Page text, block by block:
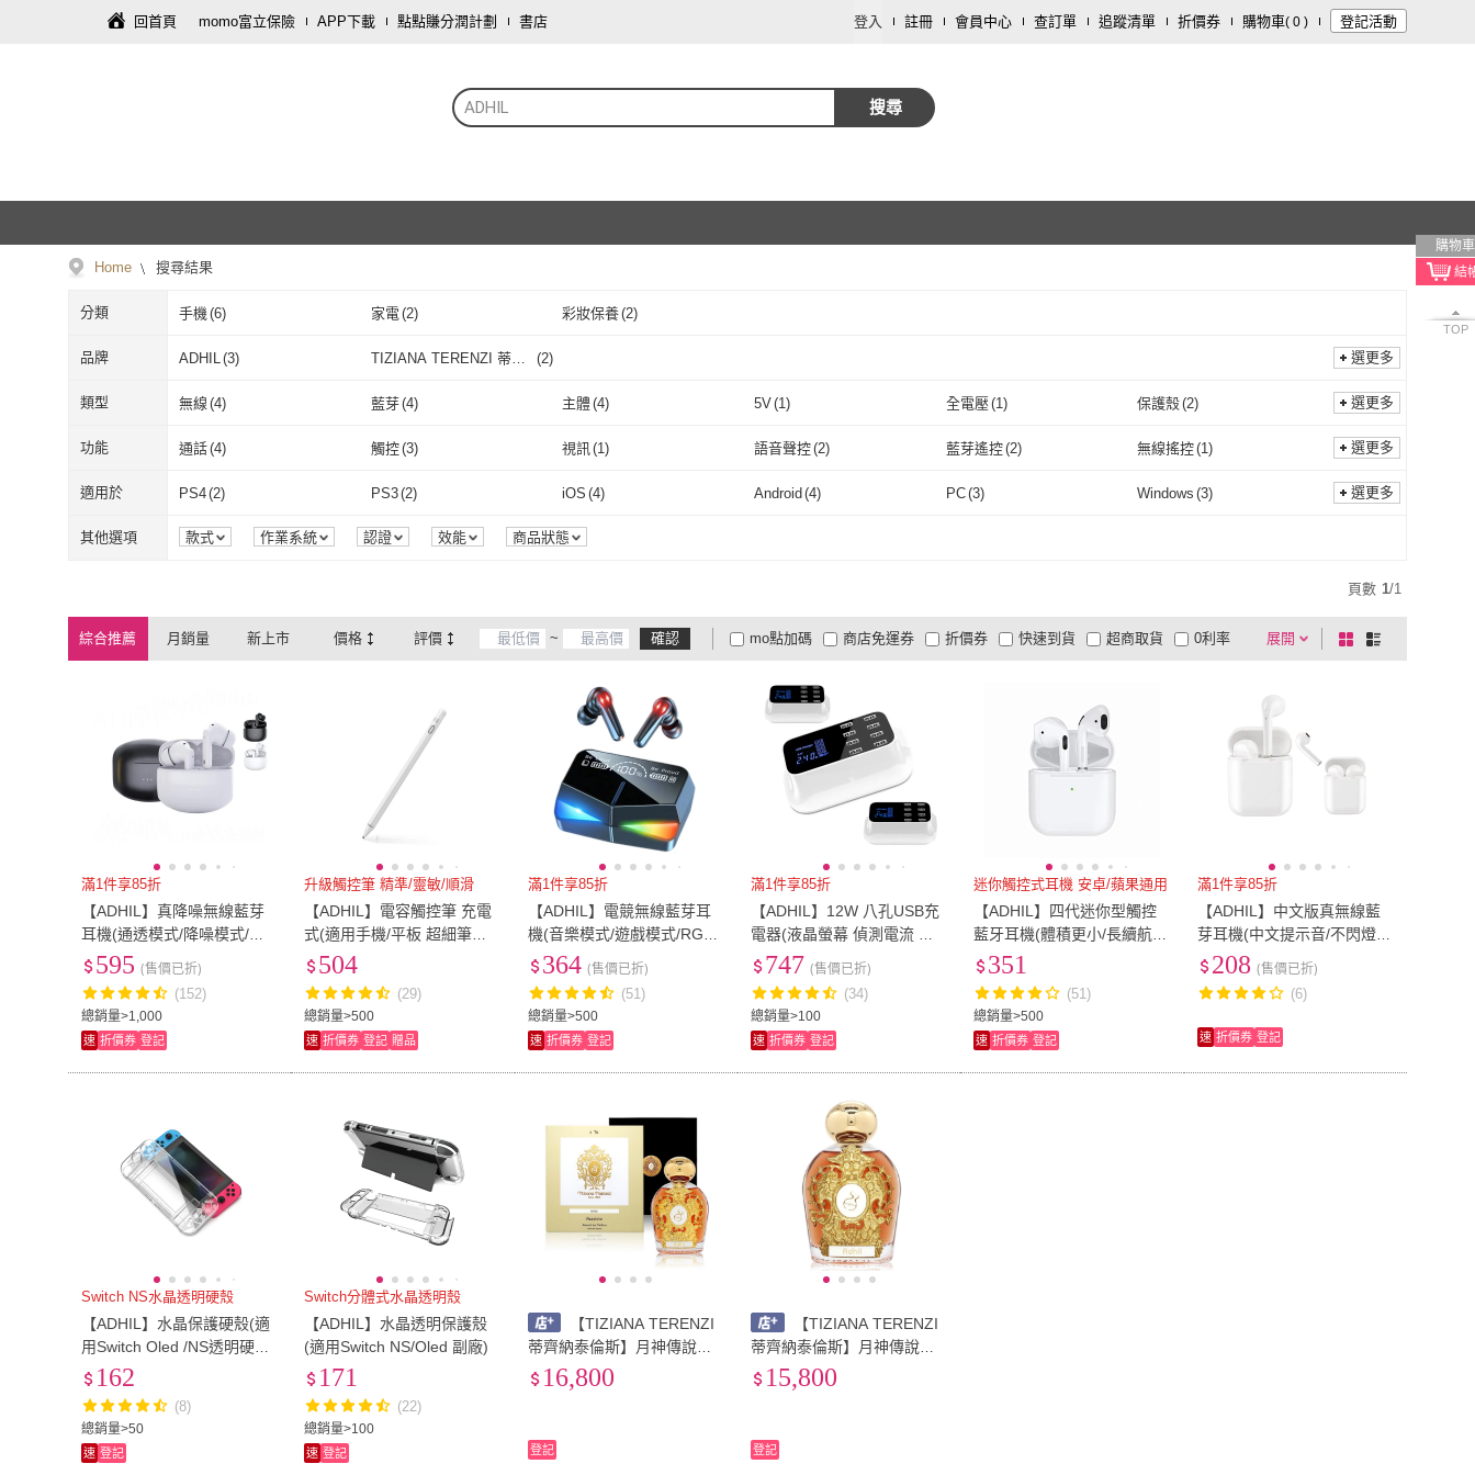
回首頁 momo富立保險 APP下載 點點賺分潤計劃 書店 登入 註冊 會員中心 查訂單 追蹤清單 折價券 購物車( 0 ) 登記活動
ADHIL 搜尋
購物車
TOP
Home 搜尋結果
分類 手機(6) 家電 (2) 彩妝保養(2)
品牌 ADHIL (3)
TIZIANA TERENZI 蒂齊
(2)
ADHIL
TIZIANA TERENZI 蒂齊
(2)
選更多
類型 無線 (4) 藍芽(4) 主體(4) 5V(1) 全電壓(1) 保護殼(2)
無線 藍芽 主體 5V( 全電壓 保護殼
選更多
功能 通話(4) 觸控(3) 視訊 (1) 語音聲控(2) 藍芽遙控(2) 無線搖控(1)
場景模式 其他(3) 語音操作 藍芽功能(4 降噪功能 多孔輸出 (1)
通話 觸控 視訊 語音聲控 無線搖控
場景模式 (1) 其他 3)
取消 選更多
適用於 PS4(2) PS3(2) iOS (4) Android(4) PC(3) Windows (3)
其他(1) Switch Switch OLED
PS4 PS3 2)
選更多
其他選項 款式 作業系統 認證 效能 商品狀態
頁數 1/1
綜合推薦 月銷量 新上市 價格 評價 ~ 確認 展開
折價券
有影片
商品有量 電視購物
mo點加碼 快速到貨 超商取貨
低溫宅配
大家電安心配
大家電快配
商店免運券 0利率
及以上 及以上
棋
盤
列
滿1件享85折
【ADHIL】真降噪無線藍芽
耳機(通透模式/降噪模式/四
模式調整)
總銷量>1,000
595 (售價已折)
(152)
速 折價券 登記
升級觸控筆 精準/靈敏/順滑
【ADHIL】電容觸控筆 充電
式(適用手機/平板 超細筆頭
1.45mm)
總銷量>500
504
(29)
速 折價券 登記 贈品
滿1件享85折
【ADHIL】電競無線藍芽耳
機(音樂模式/遊戲模式/RGB
呼吸燈)
總銷量>500
364 (售價已折)
(51)
速 折價券 登記
滿1件享85折
【ADHIL】12W 八孔USB充
電器(液晶螢幕 偵測電流 多
孔充電)
總銷量>100
747 (售價已折)
(34)
速 折價券 登記
迷你觸控式耳機 安卓/蘋果通用
【ADHIL】四代迷你型觸控
藍牙耳機(體積更小/長續航
力/可改名稱)
總銷量>500
351
(51)
速 折價券 登記
滿1件享85折
【ADHIL】中文版真無線藍
芽耳機(中文提示音/不閃燈/
適用安卓蘋果手機)
208 (售價已折)
(6)
速 折價券 登記
Switch NS水晶透明硬殼
【ADHIL】水晶保護硬殼(適
用Switch Oled /NS透明硬殼
副廠)
總銷量>50
162
(8)
速 登記
Switch分體式水晶透明殼
【ADHIL】水晶透明保護殼
(適用Switch NS/Oled 副廠)
總銷量>100
171
(22)
速 登記
【TIZIANA TERENZI
蒂齊納泰倫斯】月神傳說系
列 Adhil Assoluto 曦香香精
EXTRAIT 100ml
16,800
登記
【TIZIANA TERENZI
蒂齊納泰倫斯】月神傳說系
列 Adhil Assoluto 曦香香精
EXTRAIT 100ml TESTER
15,800
登記